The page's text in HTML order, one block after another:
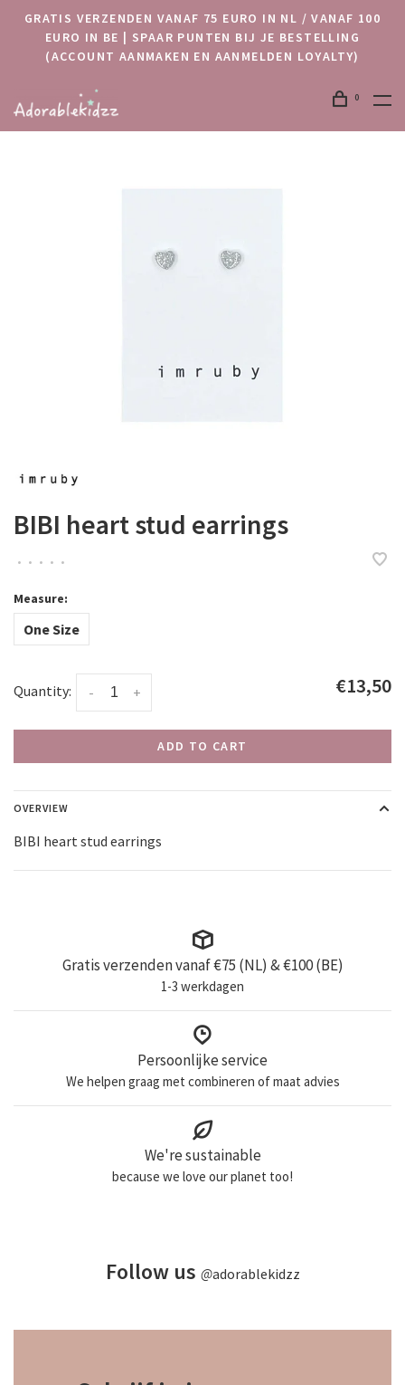
GRATIS VERZENDEN VANAF 75 EURO IN NL / VANAF 100
EURO IN BE | SPAAR PUNTEN BIJ JE BESTELLING
(ACCOUNT AANMAKEN EN AANMELDEN LOYALTY)
0
BIBI heart stud earrings
• • • • •
Measure:
One Size
Quantity: +
- €13,50
ADD TO CART
OVERVIEW
BIBI heart stud earrings
Gratis verzenden vanaf €75 (NL) & €100 (BE)
1-3 werkdagen
Persoonlijke service
We helpen graag met combineren of maat advies
We're sustainable
because we love our planet too!
Follow us @adorablekidzz